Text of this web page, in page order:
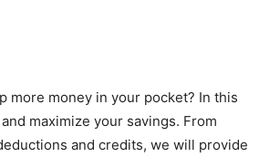
more money in your pocket? In this
maximize your savings. From
and credits, we will provide